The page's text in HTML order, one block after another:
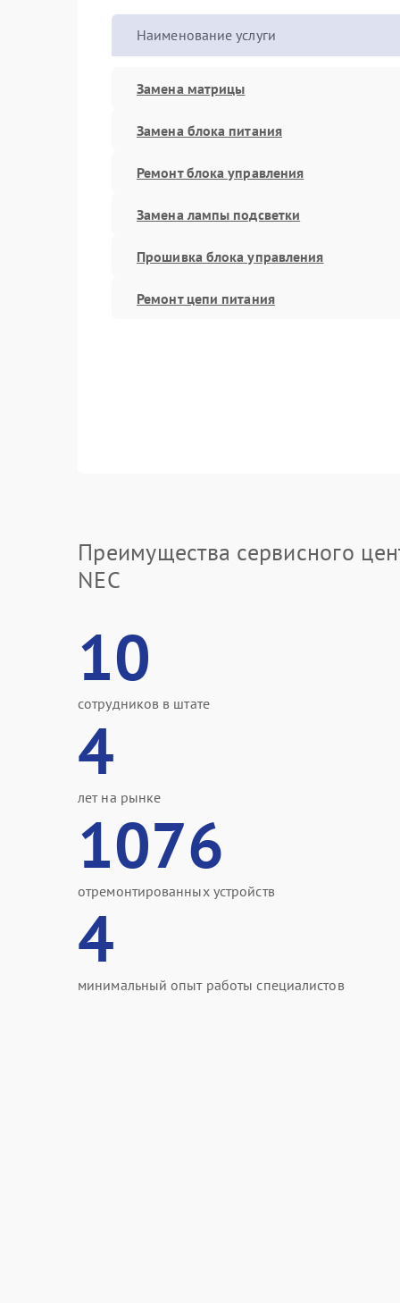
Наименование услуги
Замена матрицы
Замена блока питания
Ремонт блока управления
Замена лампы подсветки
Прошивка блока управления
Ремонт цепи питания
Преимущества сервисного
NEC
10
сотрудников в штате
4
лет на рынке
1076
отремонтированных устройств
4
минимальный опыт работы специалистов